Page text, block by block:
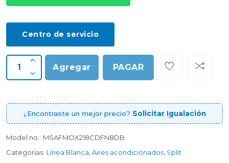
Centro de servicio
Agregar PAGAR
¿Encontraste un mejor precio? Solicitar Igualación
Model no.: MSAFMOX218CDFN8DB
Categorías: Línea Blanca Aires acondicionados Split